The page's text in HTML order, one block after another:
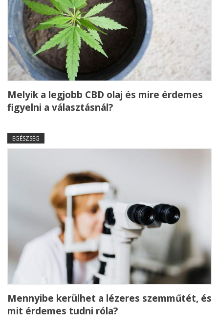
Melyik a legjobb CBD olaj és mire érdemes
figyelni a választásnál?
EGÉSZSÉG
Mennyibe kerülhet a lézeres szemműtét, és
mit érdemes tudni róla?